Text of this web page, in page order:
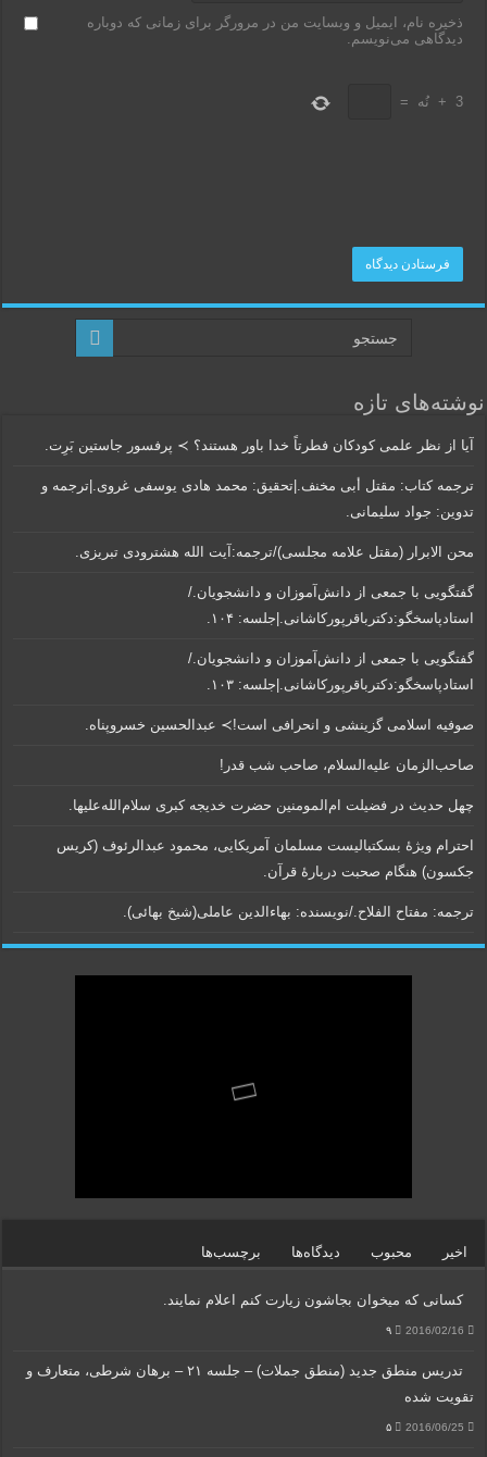
ذخیره نام، ایمیل و وبسایت من در مرورگر برای زمانی که دوباره
دیدگاهی می‌نویسم.
3
+ نُه =
نوشته‌های تازه
آیا از نظر علمی کودکان فطرتاً خدا باور هستند؟ ≻ پرفسور جاستین بَرِت.
ترجمه کتاب: مقتل أبی مخنف.|تحقیق: محمد هادی یوسفی غروی.|ترجمه و
تدوین: جواد سلیمانی.
محن الابرار (مقتل علامه مجلسی)/ترجمه:آیت الله هشترودی تبریزی.
گفتگویی‌ با جمعی‌ از دانش‌آموزان‌ و دانشجویان./
استادپاسخگو:دکترباقر‌پورکاشانی.|جلسه: ۱۰۴.
گفتگویی‌ با جمعی‌ از دانش‌آموزان‌ و دانشجویان./
استادپاسخگو:دکترباقر‌پورکاشانی.|جلسه: ۱۰۳.
صوفیه اسلامی گزینشی و انحرافی است!≻ عبدالحسین خسروپناه.
صاحب‌الزمان علیه‌السلام، صاحب شب قدر!
چهل حدیث در فضیلت ام‌المومنین حضرت خدیجه کبری سلام‌الله‌علیها.
احترام ویژۀ بسکتبالیست مسلمان آمریکایی، محمود عبدالرئوف (کریس
جکسون) هنگام صحبت دربارۀ قرآن.
ترجمه: مفتاح الفلاح./نویسنده:‌ بهاء‌الدین عاملی‌(شیخ بهائی).
اخیر محبوب دیدگاه‌ها برچسب‌ها
کسانی که میخوان بجاشون زیارت کنم اعلام نمایند.
2016/02/16 ۹
تدریس منطق جدید (منطق جملات) – جلسه ۲۱ – برهان شرطی، متعارف و
تقویت شده
2016/06/25 ۵